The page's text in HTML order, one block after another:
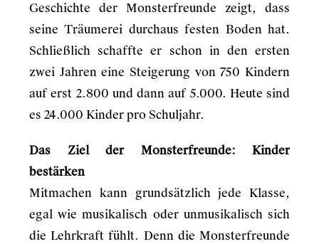
Geschichte der Monsterfreunde zeigt, dass
seine Träumerei durchaus festen Boden hat.
Schließlich schaffte er schon in den ersten
zwei Jahren eine Steigerung von 750 Kindern
auf erst 2.800 und dann auf 5.000. Heute sind
es 24.000 Kinder pro Schuljahr.
Das Ziel der Monsterfreunde: Kinder
bestärken
Mitmachen kann grundsätzlich jede Klasse,
egal wie musikalisch oder unmusikalisch sich
die Lehrkraft fühlt. Denn die Monsterfreunde